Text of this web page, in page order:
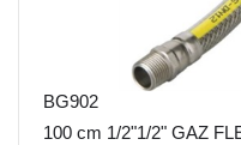
BG902
100 cm 1/2"1/2" GAZ